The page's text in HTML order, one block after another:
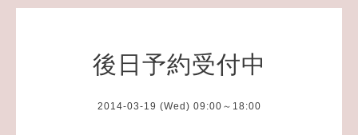
後日予約受付中
2014-03-19 (Wed) 09:00～18:00